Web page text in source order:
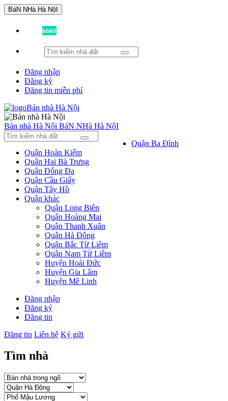
BáN NHà Hà NộI
6660
Đăng nhập
Đăng ký
Đăng tin miễn phí
Bán nhà Hà Nội BáN NHà Hà NộI
Quận Ba Đình
Quận Hoàn Kiếm
Quận Hai Bà Trưng
Quận Đống Đa
Quận Cầu Giấy
Quận Tây Hồ
Quận khác
Quận Long Biên
Quận Hoàng Mai
Quận Thanh Xuân
Quận Hà Đông
Quận Bắc Từ Liêm
Quận Nam Từ Liêm
Huyện Hoài Đức
Huyện Gia Lâm
Huyện Mê Linh
Đăng nhập
Đăng ký
Đăng tin
Đăng tin Liên hệ Ký gửi
Tìm nhà